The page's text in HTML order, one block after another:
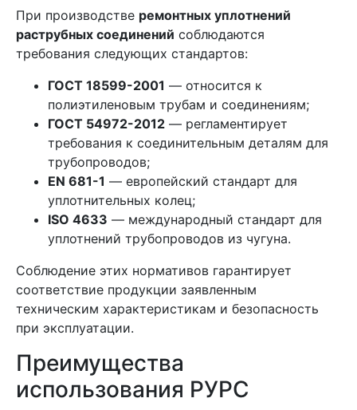
При производстве ремонтных уплотнений
раструбных соединений соблюдаются
требования следующих стандартов:
ГОСТ 18599-2001 — относится к
полиэтиленовым трубам и соединениям;
ГОСТ 54972-2012 — регламентирует
требования к соединительным деталям для
трубопроводов;
EN 681-1 — европейский стандарт для
уплотнительных колец;
ISO 4633 — международный стандарт для
уплотнений трубопроводов из чугуна.
Соблюдение этих нормативов гарантирует
соответствие продукции заявленным
техническим характеристикам и безопасность
при эксплуатации.
Преимущества
использования РУРС